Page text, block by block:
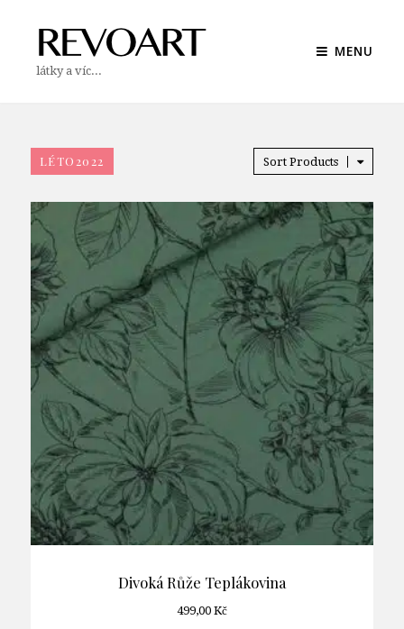
látky a víc...
MENU
LÉTO2022 Sort Products
Divoká Růže Teplákovina
499,00 Kč